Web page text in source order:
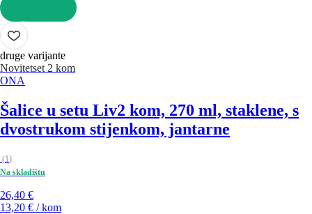
U KOŠARICU
druge varijante
Novitetset 2 kom
ONA
Šalice u setu Liv2 kom, 270 ml, staklene, s
dvostrukom stijenkom, jantarne
(1)
Na skladištu
26,40 €
13,20 € / kom